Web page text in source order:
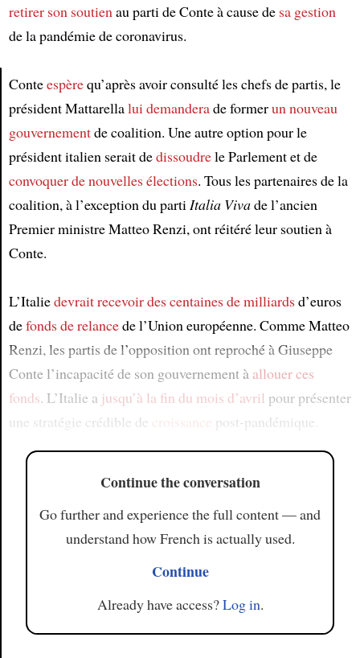
Article
retirer son soutien au parti de Conte à cause de sa gestion
de la pandémie de coronavirus.
Conteespèrequ’après avoir consulté les chefs de partis, le
président Mattarellalui demanderade formerun nouveau
gouvernementde coalition. Une autre option pour le
président italien serait dedissoudrele Parlement et de
convoquer de nouvelles élections. Tous les partenaires de la
coalition, à l’exception du parti Italia Vivade l’ancien
Premier ministre Matteo Renzi, ont réitéré leur soutien à
Conte.
L’Italiedevrait recevoirdes centaines de milliardsd’euros
defonds de relancede l’Union européenne. Comme Matteo
Renzi, les partis de l’opposition ont reproché à Giuseppe
Conte l’incapacité de son gouvernement à allouer ces
fonds. L’Italie a jusqu’à la fin du mois d’avril pour présenter
une stratégie crédible de croissance post-pandémique.
Continue the conversation
Go further and experience the full content — and
understand how French is actually used.
Continue
Already have access?Log in.